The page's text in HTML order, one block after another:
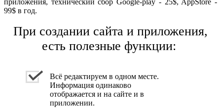
приложения, технический сбор Google-play - 25$, AppStore -
99$ в год.
При создании сайта и приложения,
есть полезные функции:
Всё редактируем в одном месте.
Информация одинаково
отображается и на сайте и в
приложении.